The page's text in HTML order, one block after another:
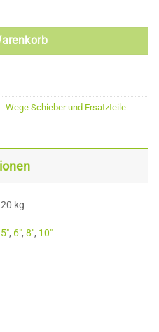
Wege Schieber und Ersatzteile
20 kg
5″, 6″, 8″, 10″